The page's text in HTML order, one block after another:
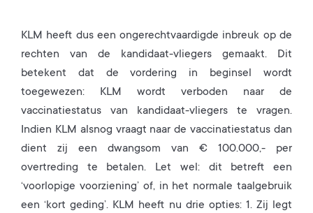
KLM heeft dus een ongerechtvaardigde inbreuk op de
rechten van de kandidaat-vliegers gemaakt. Dit
betekent dat de vordering in beginsel wordt
toegewezen: KLM wordt verboden naar de
vaccinatiestatus van kandidaat-vliegers te vragen.
Indien KLM alsnog vraagt naar de vaccinatiestatus dan
dient zij een dwangsom van € 100.000,- per
overtreding te betalen. Let wel: dit betreft een
‘voorlopige voorziening’ of, in het normale taalgebruik
een ‘kort geding’. KLM heeft nu drie opties: 1. Zij legt